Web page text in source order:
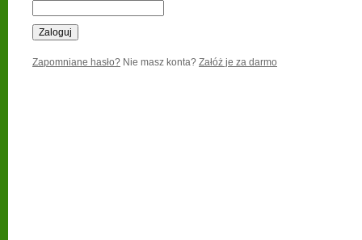
Zapomniane hasło? Nie masz konta? Załóż je za darmo